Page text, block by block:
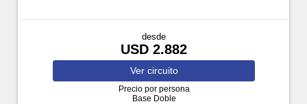
desde
USD 2.882
Ver circuito
Precio por persona
Base Doble